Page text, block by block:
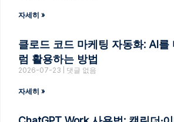
자세히 »
클로드 코드 마케팅 자동화: AI를
럼 활용하는 방법
2026-07-23 댓글 없음
자세히 »